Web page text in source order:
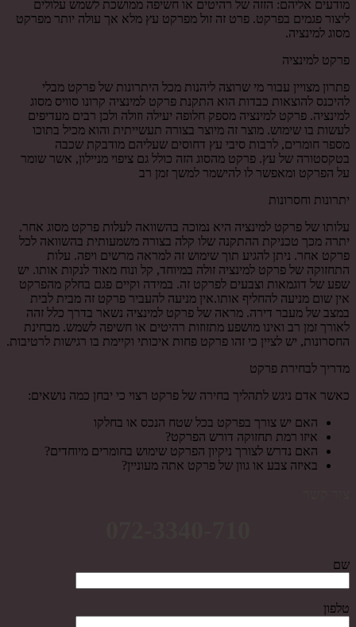
מודעים אליהם: הזזה של רהיטים או חשיפה ממושכת לשמש עלולים
ליצור פגמים בפרקט. פרט זה זול מפרקט עץ מלא אך עולה יותר מפרקט
מסוג למינציה.
פרקט למינציה
פתרון מצויין עבור מי שרוצה ליהנות מכל היתרונות של פרקט מבלי
להיכנס להוצאות כבדות הוא התקנת פרקט למינציה קרונו סוויס מסוג
למינציה. פרקט למינציה מספק חלופה יעילה וזולה ולכן רבים מעדיפים
לעשות בו שימוש. מוצר זה מיוצר בצורה תעשייתית והוא מכיל בתוכו
מספר חומרים, לרבות סיבי עץ דחוסים שעליהם מודבקת שכבה
בטקסטורה של עץ. פרקט מהסוג הזה כולל גם ציפוי מניילון, אשר שומר
על הפרקט ומאפשר לו להישמר למשך זמן רב
יתרונות וחסרונות
עלותו של פרקט למינציה היא נמוכה בהשוואה לעלות פרקט מסוג אחר.
יתרה מכך טכניקת ההתקנה שלו קלה בצורה משמעותית בהשוואה לכל
פרקט אחר. ניתן להגיע תוך שימוש זה למראה מרשים ויפה. עלות
התחזוקה של פרקט למינציה זולה במיוחד, קל ונוח מאוד לנקות אותו. יש
שפע של דוגמאות וצבעים לפרקט זה. במידה וקיים פגם בחלק מהפרקט
אין שום מניעה להחליף אותו.אין מניעה להעביר פרקט זה מבית לבית
במצב של מעבר דירה. מראה של פרקט למינציה נשאר בדרך כלל זהה
לאורך זמן רב ואינו מושפע מתזוזות רהיטים או חשיפה לשמש. מבחינת
החסרונות, יש לציין כי זהו פרקט פחות איכותי וקיימת בו רגישות לרטיבות.
מדריך לבחירת פרקט
כאשר אדם ניגש לתהליך בחירה של פרקט רצוי כי יבחן כמה נושאים:
האם יש צורך בפרקט בכל שטח הנכס או בחלקו
איזו רמת תחזוקה דורש הפרקט?
האם נדרש לצורך ניקיון הפרקט שימוש בחומרים מיוחדים?
באיזה צבע או גוון של פרקט אתה מעוניין?
שם
טלפון